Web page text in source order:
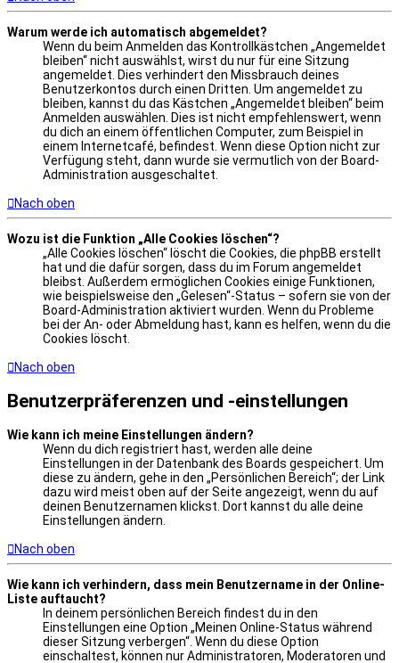
Warum werde ich automatisch abgemeldet?
Wenn du beim Anmelden das Kontrollkästchen „Angemeldet
bleiben“ nicht auswählst, wirst du nur für eine Sitzung
angemeldet. Dies verhindert den Missbrauch deines
Benutzerkontos durch einen Dritten. Um angemeldet zu
bleiben, kannst du das Kästchen „Angemeldet bleiben“ beim
Anmelden auswählen. Dies ist nicht empfehlenswert, wenn
du dich an einem öffentlichen Computer, zum Beispiel in
einem Internetcafé, befindest. Wenn diese Option nicht zur
Verfügung steht, dann wurde sie vermutlich von der Board-
Administration ausgeschaltet.
Nach oben
Wozu ist die Funktion „Alle Cookies löschen“?
„Alle Cookies löschen“ löscht die Cookies, die phpBB erstellt
hat und die dafür sorgen, dass du im Forum angemeldet
bleibst. Außerdem ermöglichen Cookies einige Funktionen,
wie beispielsweise den „Gelesen“-Status – sofern sie von der
Board-Administration aktiviert wurden. Wenn du Probleme
bei der An- oder Abmeldung hast, kann es helfen, wenn du die
Cookies löscht.
Nach oben
Benutzerpräferenzen und -einstellungen
Wie kann ich meine Einstellungen ändern?
Wenn du dich registriert hast, werden alle deine
Einstellungen in der Datenbank des Boards gespeichert. Um
diese zu ändern, gehe in den „Persönlichen Bereich“; der Link
dazu wird meist oben auf der Seite angezeigt, wenn du auf
deinen Benutzernamen klickst. Dort kannst du alle deine
Einstellungen ändern.
Nach oben
Wie kann ich verhindern, dass mein Benutzername in der Online-
Liste auftaucht?
In deinem persönlichen Bereich findest du in den
Einstellungen eine Option „Meinen Online-Status während
dieser Sitzung verbergen“. Wenn du diese Option
einschaltest, können nur Administratoren, Moderatoren und